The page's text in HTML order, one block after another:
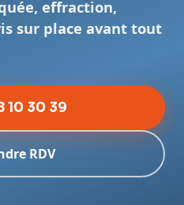
effraction,
sur place avant tout
10 30 39
RDV